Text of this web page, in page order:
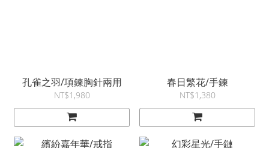
孔雀之羽/項鍊胸針兩用
NT$1,980
春日繁花/手鍊
NT$1,380